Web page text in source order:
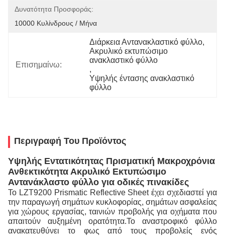
Δυνατότητα Προσφοράς:
10000 Κυλίνδρους / Μήνα
Επισημαίνω:
Διάρκεια Αντανακλαστικό φύλλο,
Ακρυλικό εκτυπώσιμο
ανακλαστικό φύλλο
,
Υψηλής έντασης ανακλαστικό
φύλλο
Περιγραφή Του Προϊόντος
Υψηλής Εντατικότητας Πρισματική Μακροχρόνια
Ανθεκτικότητα Ακρυλικό Εκτυπώσιμο
Αντανάκλαστο φύλλο για οδικές πινακίδες
Το LZT9200 Prismatic Reflective Sheet έχει σχεδιαστεί για
την παραγωγή σημάτων κυκλοφορίας, σημάτων ασφαλείας
για χώρους εργασίας, ταινιών προβολής για οχήματα που
απαιτούν αυξημένη ορατότητα.Το αναστροφικό φύλλο
ανακατευθύνει το φως από τους προβολείς ενός